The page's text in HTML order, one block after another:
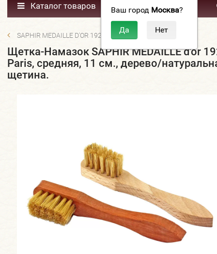
Ваш город Москва?
Каталог товаров
SAPHIR MEDAILLE D'OR 1925 PARIS
Щетка-Намазок SAPHIR MEDAILLE d'or
Paris, средняя, 11 см., дерево/
щетина.